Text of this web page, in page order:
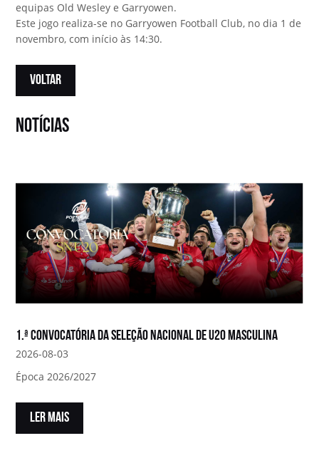
equipas Old Wesley e Garryowen.
Este jogo realiza-se no Garryowen Football Club, no dia 1 de
novembro, com início às 14:30.
VOLTAR
notícias
1.ª convocatória da Seleção Nacional de U20 Masculina
2026-08-03
Época 2026/2027
LER MAIS